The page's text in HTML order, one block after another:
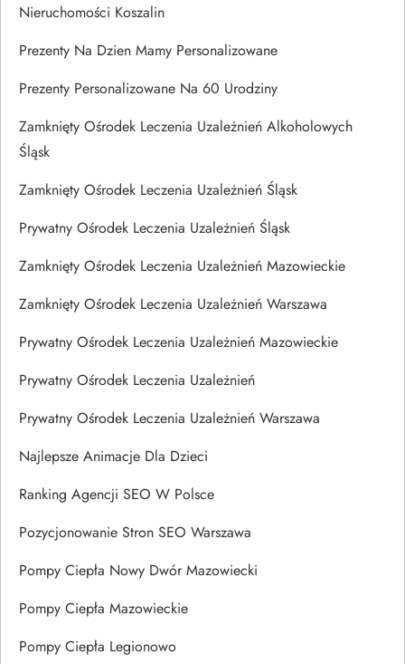
Nieruchomości Koszalin
Prezenty Na Dzien Mamy Personalizowane
Prezenty Personalizowane Na 60 Urodziny
Zamknięty Ośrodek Leczenia Uzależnień Alkoholowych
Śląsk
Zamknięty Ośrodek Leczenia Uzależnień Śląsk
Prywatny Ośrodek Leczenia Uzależnień Śląsk
Zamknięty Ośrodek Leczenia Uzależnień Mazowieckie
Zamknięty Ośrodek Leczenia Uzależnień Warszawa
Prywatny Ośrodek Leczenia Uzależnień Mazowieckie
Prywatny Ośrodek Leczenia Uzależnień
Prywatny Ośrodek Leczenia Uzależnień Warszawa
Najlepsze Animacje Dla Dzieci
Ranking Agencji SEO W Polsce
Pozycjonowanie Stron SEO Warszawa
Pompy Ciepła Nowy Dwór Mazowiecki
Pompy Ciepła Mazowieckie
Pompy Ciepła Legionowo